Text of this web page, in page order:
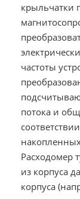
крыльчатки
частоты
потока и
Расходомер
из корпуса
корпуса